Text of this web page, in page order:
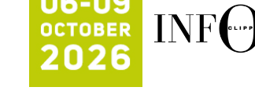
sistema
Trajna oznaka kao dugoročna korist
Bezbednost na prvom mestu!
poverenja u industriji